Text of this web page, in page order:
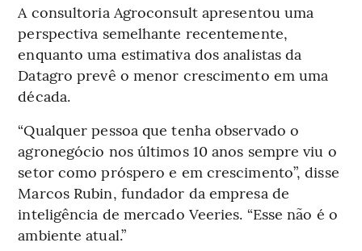
A consultoria Agroconsult apresentou uma
perspectiva semelhante recentemente,
enquanto uma estimativa dos analistas da
Datagro prevê o menor crescimento em uma
década.
“Qualquer pessoa que tenha observado o
agronegócio nos últimos 10 anos sempre viu o
setor como próspero e em crescimento”, disse
Marcos Rubin, fundador da empresa de
inteligência de mercado Veeries. “Esse não é o
ambiente atual.”